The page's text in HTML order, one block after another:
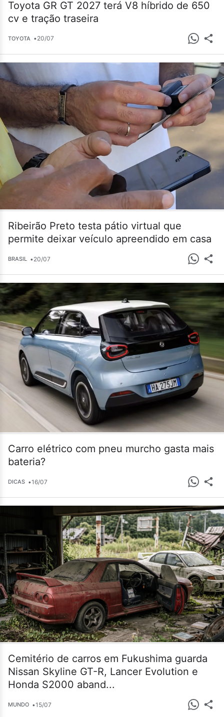
Toyota GR GT 2027 terá V8 híbrido de 650
cv e tração traseira
TOYOTA •20/07
Ribeirão Preto testa pátio virtual que
permite deixar veículo apreendido em casa
BRASIL •20/07
Carro elétrico com pneu murcho gasta mais
bateria?
DICAS •16/07
Cemitério de carros em Fukushima guarda
Nissan Skyline GT-R, Lancer Evolution e
Honda S2000 aband...
MUNDO •15/07